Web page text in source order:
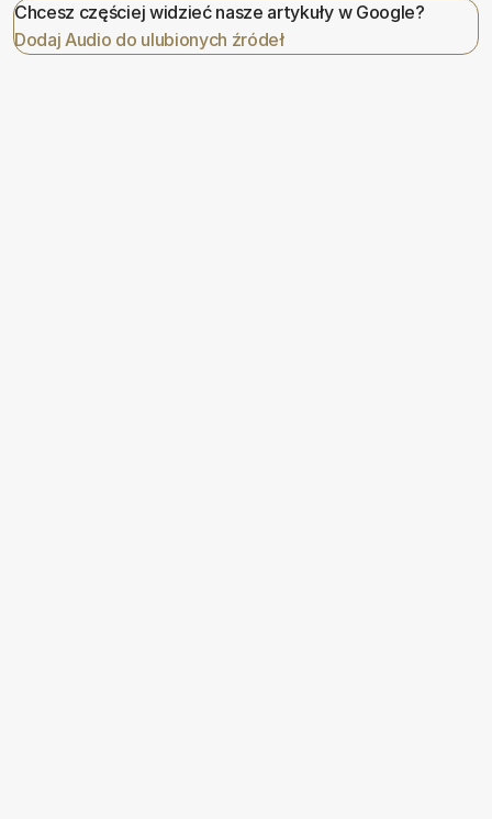
Chcesz częściej widzieć nasze artykuły w Google?
Dodaj Audio do ulubionych źródeł